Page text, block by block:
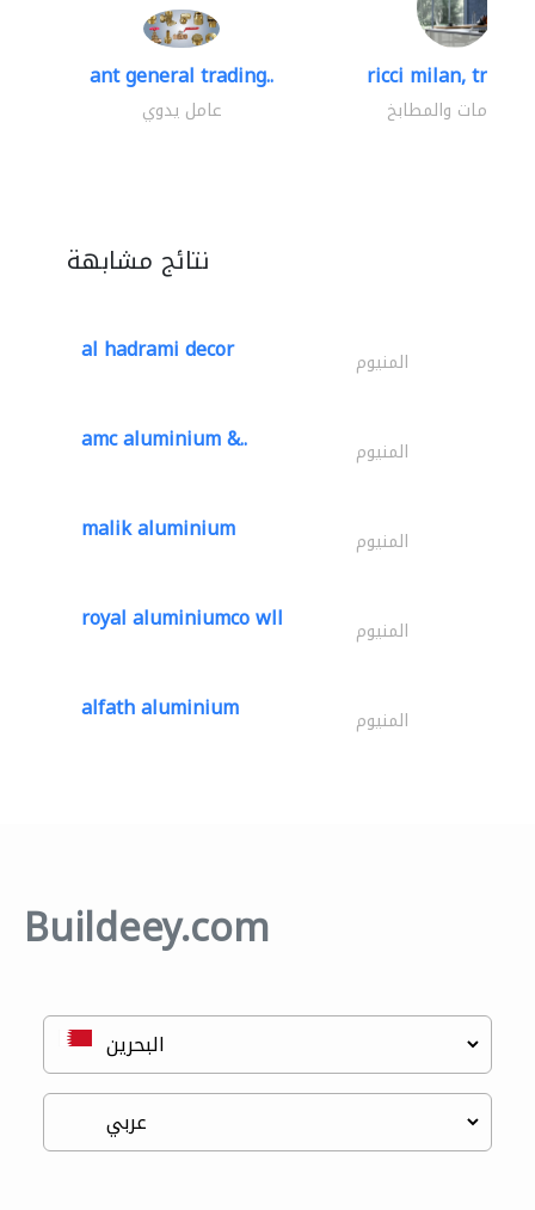
ant general trading..
عامل يدوي
ricci milan,
الحمامات والمطابخ
نتائج مشابهة
al hadrami decor المنيوم
amc aluminium &.. المنيوم
malik aluminium المنيوم
royal aluminiumco wll المنيوم
alfath aluminium المنيوم
Buildeey.com